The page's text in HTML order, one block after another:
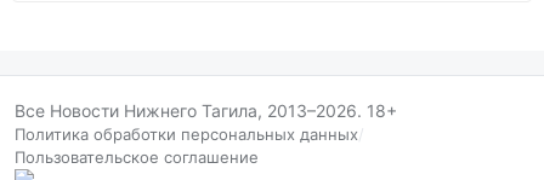
Все Новости Нижнего Тагила, 2013–2026. 18+
Политика обработки персональных данных/
Пользовательское соглашение